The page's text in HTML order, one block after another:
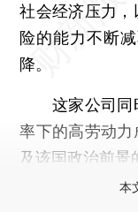
社会经济压力
险的能力不断
降。
这家公司同
率下的高劳动
及该国政治前
本